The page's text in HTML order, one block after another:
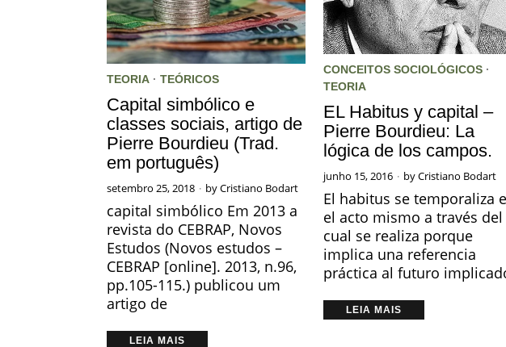
TEORIA · TEÓRICOS
Capital simbólico e
classes sociais, artigo de
Pierre Bourdieu (Trad.
em português)
setembro 25, 2018 byCristiano Bodart
capital simbólico Em 2013 a
revista do CEBRAP, Novos
Estudos (Novos estudos –
CEBRAP [online]. 2013, n.96,
pp.105-115.) publicou um
artigo de
LEIA MAIS
CONCEITOS SOCIOLÓGICOS ·
TEORIA
EL Habitus y capital –
Pierre Bourdieu: La
lógica de los campos.
junho 15, 2016 byCristiano Bodart
El habitus se temporaliza
el acto mismo a través del
cual se realiza porque
implica una referencia
práctica al futuro
LEIA MAIS